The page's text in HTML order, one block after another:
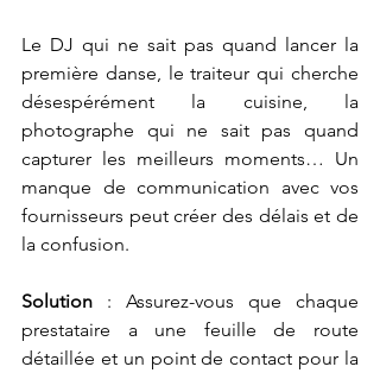
Le DJ qui ne sait pas quand lancer la
première danse, le traiteur qui cherche
désespérément la cuisine, la
photographe qui ne sait pas quand
capturer les meilleurs moments… Un
manque de communication avec vos
fournisseurs peut créer des délais et de
la confusion.
Solution : Assurez-vous que chaque
prestataire a une feuille de route
détaillée et un point de contact pour la